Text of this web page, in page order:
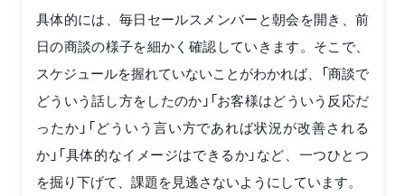
具体的には、毎日セールスメンバーと朝会を開き、前
日の商談の様子を細かく確認していきます。そこで、
スケジュールを握れていないことがわかれば、「商談で
どういう話し方をしたのか」「お客様はどういう反応だ
ったか」「どういう言い方であれば状況が改善される
か」「具体的なイメージはできるか」など、一つひとつ
を掘り下げて、課題を見逃さないようにしています。